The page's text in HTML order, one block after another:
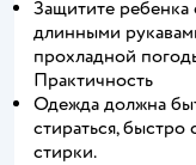
Защитите
длинными
прохладной
Практичность
Одежда должна
стираться,
стирки.